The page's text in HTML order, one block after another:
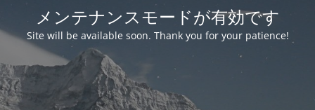
メンテナンスモードが有効です
Site will be available soon. Thank you for your patience!